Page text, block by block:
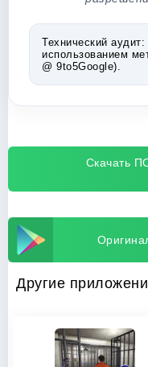
Технический аудит:
использованием
@ 9to5Google).
Скачать
Другие